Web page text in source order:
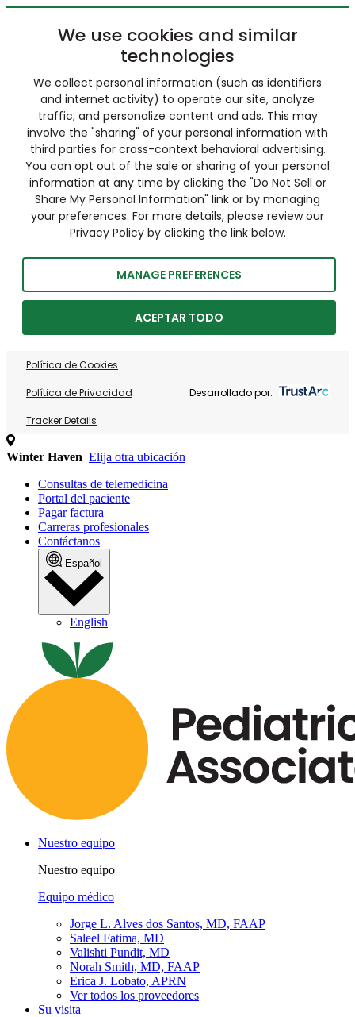
We use cookies and similar
technologies
We collect personal information (such as identifiers
and internet activity) to operate our site, analyze
traffic, and personalize content and ads. This may
involve the "sharing" of your personal information with
third parties for cross-context behavioral advertising.
You can opt out of the sale or sharing of your personal
information at any time by clicking the "Do Not Sell or
Share My Personal Information" link or by managing
your preferences. For more details, please review our
Privacy Policy by clicking the link below.
MANAGE PREFERENCES
ACEPTAR TODO
Política de Cookies
Política de Privacidad
Tracker Details
Desarrollado por:
Winter Haven Elija otra ubicación
Consultas de telemedicina
Portal del paciente
Pagar factura
Carreras profesionales
Contáctanos
Español
English
Nuestro equipo
Nuestro equipo
Equipo médico
Jorge L. Alves dos Santos, MD, FAAP
Saleel Fatima, MD
Valishti Pundit, MD
Norah Smith, MD, FAAP
Erica J. Lobato, APRN
Ver todos los proveedores
Su visita